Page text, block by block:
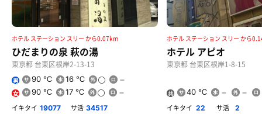
ホテル ステーション スリー から0.07km
ひだまりの泉 萩の湯
東京都 台東区根岸2-13-13
男 90 ℃ 16 ℃
女 90 ℃ 17 ℃
イキタイ 19077 サ活 34517
ホテル ステーション スリー から
ホテル アピオ
東京都 台東区根岸1-8-15
共
40 ℃
イキタイ 22 サ活 2